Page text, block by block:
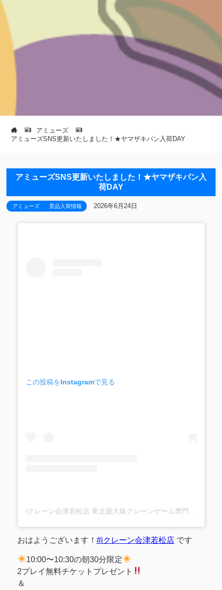
アミューズ
アミューズSNS更新いたしました！★ヤマザキパン入荷DAY
アミューズSNS更新いたしました！★ヤマザキパン入
荷DAY
アミューズ 景品入荷情報 2026年6月24日
この投稿をInstagramで見る
おはようございます！ #iクレーン会津若松店です
10:00〜10:30の朝30分限定
2プレイ無料チケットプレゼント
＆